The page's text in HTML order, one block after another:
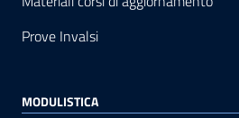
Prove Invalsi
MODULISTICA